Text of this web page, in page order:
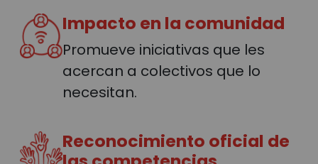
Impacto en la comunidad
Promueve iniciativas que les
acercan a colectivos que lo
necesitan.
Reconocimiento oficial de